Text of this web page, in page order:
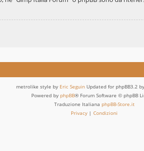
metrolike style by Eric Seguin Updated for phpBB3.2 by
Powered by phpBB® Forum Software © phpBB
Traduzione Italiana phpBB-Store.it
Privacy | Condizioni